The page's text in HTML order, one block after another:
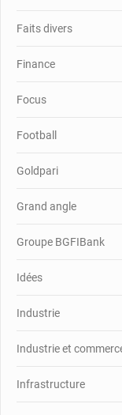
Faits divers
Finance
Focus
Football
Goldpari
Grand angle
Groupe BGFIBank
Idées
Industrie
Industrie et
Infrastructure